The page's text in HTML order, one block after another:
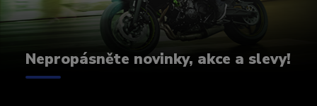
Nepropásněte novinky, akce a slevy!